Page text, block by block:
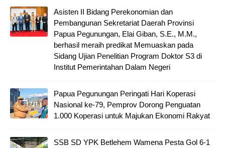
Asisten II Bidang Perekonomian dan
Pembangunan Sekretariat Daerah Provinsi
Papua Pegunungan, Elai Giban, S.E., M.M.,
berhasil meraih predikat Memuaskan pada
Sidang Ujian Penelitian Program Doktor S3 di
Institut Pemerintahan Dalam Negeri
Papua Pegunungan Peringati Hari Koperasi
Nasional ke-79, Pemprov Dorong Penguatan
1.000 Koperasi untuk Majukan Ekonomi Rakyat
SSB SD YPK Betlehem Wamena Pesta Gol 6-1